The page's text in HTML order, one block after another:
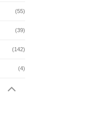
(55)
(39)
(142)
(4)